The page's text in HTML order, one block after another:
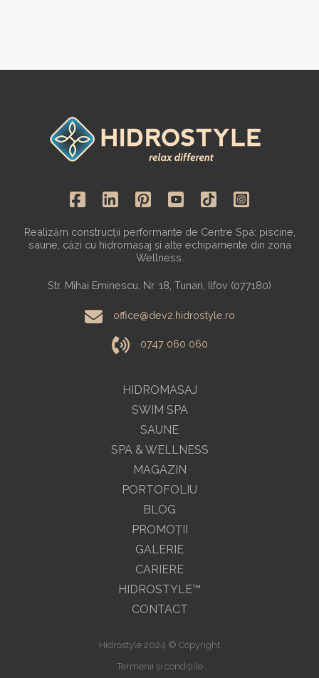
HIDROMASAJ
SWIM SPA
SAUNE
SPA & WELLNESS
MAGAZIN
Realizăm construcții performante de Centre Spa: piscine,
saune, căzi cu hidromasaj și alte echipamente din zona
Wellness.
Str. Mihai Eminescu, Nr. 18, Tunari, Ilfov (077180)
office@dev2.hidrostyle.ro
0747 060 060
PORTOFOLIU
BLOG
PROMOŢII
GALERIE
CARIERE
HIDROSTYLE™
CONTACT
Hidrostyle 2024 © Copyright
Termenii și condițiile